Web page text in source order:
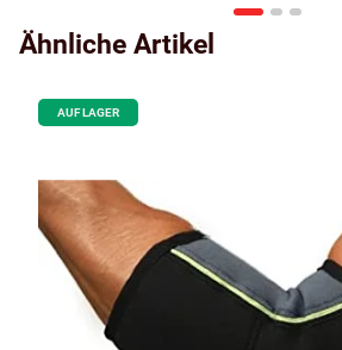
Ähnliche Artikel
AUF LAGER